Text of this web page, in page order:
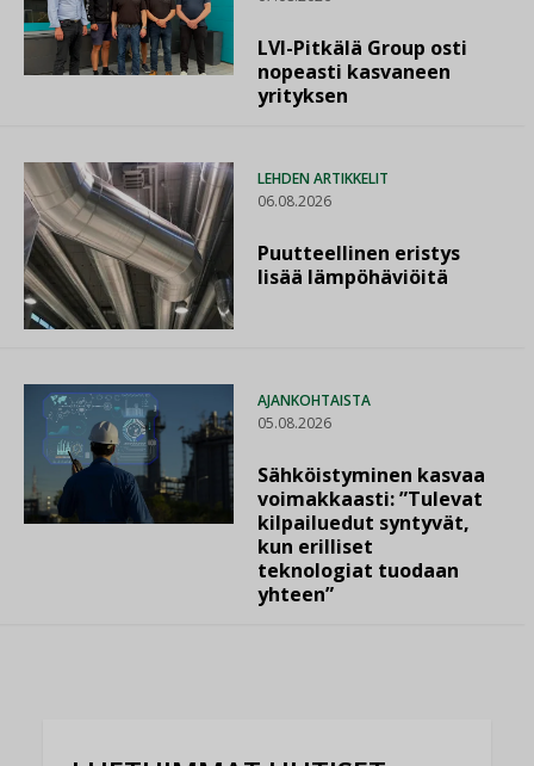
LVI-Pitkälä Group osti
nopeasti kasvaneen
yrityksen
LEHDEN ARTIKKELIT
06.08.2026
Puutteellinen eristys
lisää lämpöhäviöitä
AJANKOHTAISTA
05.08.2026
Sähköistyminen kasvaa
voimakkaasti: ”Tulevat
kilpailuedut syntyvät,
kun erilliset
teknologiat tuodaan
yhteen”